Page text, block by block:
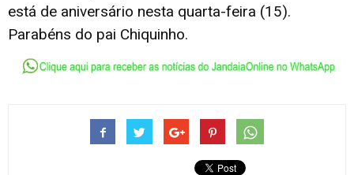
está de aniversário nesta quarta-feira (15).
Parabéns do pai Chiquinho.